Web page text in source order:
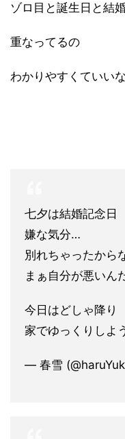
ゾロ目と誕生日と結
重なってるの
わかりやすくていいな
七夕は結婚記念日
嫌な気分…
別れちゃったから
まぁ自分が悪いん
今日はどしゃ降り
家でゆっくりしよ
— 春雪